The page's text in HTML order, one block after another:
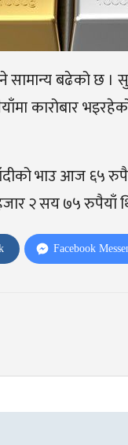
बढेको छ ।
कारोबार
भाउ आज ६५
२ सय ७५ रुपैयाँ
Facebook